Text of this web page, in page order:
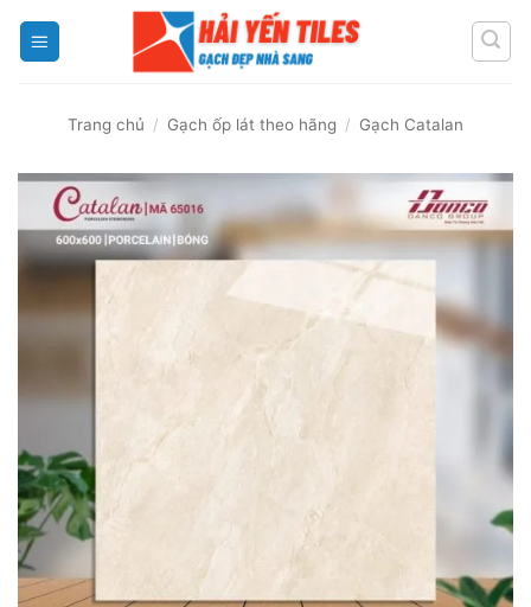
Trang chủ / Gạch ốp lát theo hãng / Gạch Catalan